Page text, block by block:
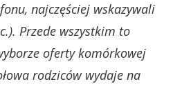
najczęściej wskazywali
Przede wszystkim to
oferty komórkowej
rodziców wydaje na